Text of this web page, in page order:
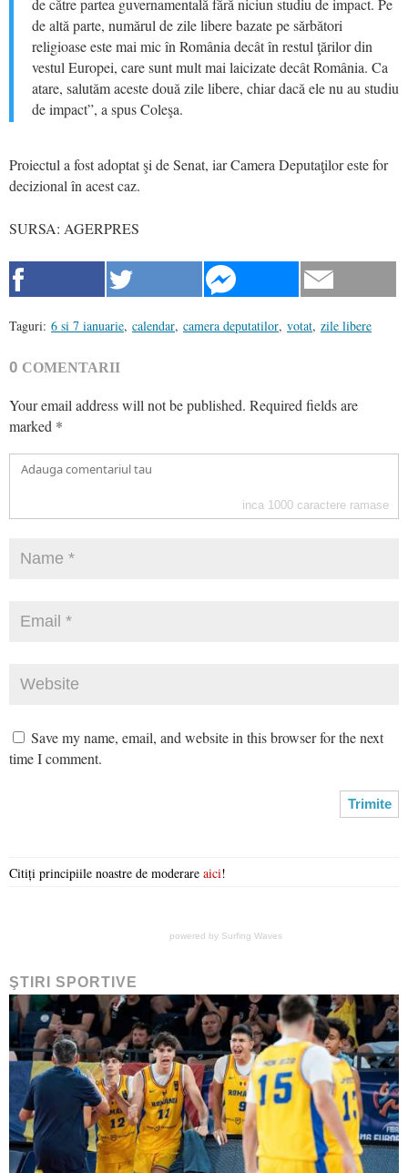
de către partea guvernamentală fără niciun studiu de impact. Pe
de altă parte, numărul de zile libere bazate pe sărbători
religioase este mai mic în România decât în restul ţărilor din
vestul Europei, care sunt mult mai laicizate decât România. Ca
atare, salutăm aceste două zile libere, chiar dacă ele nu au studiu
de impact”, a spus Coleşa.
Proiectul a fost adoptat şi de Senat, iar Camera Deputaţilor este for
decizional în acest caz.
SURSA: AGERPRES
Taguri: 6 si 7 ianuarie, calendar, camera deputatilor, votat, zile libere
0 COMENTARII
Your email address will not be published. Required fields are
marked *
inca 1000 caractere ramase
Save my name, email, and website in this browser for the next
time I comment.
Citiți principiile noastre de moderare aici!
powered by Surfing Waves
ŞTIRI SPORTIVE